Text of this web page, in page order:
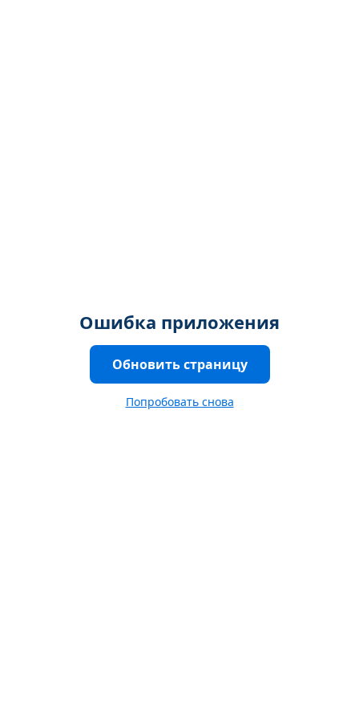
Ошибка приложения
Обновить страницу
Попробовать снова